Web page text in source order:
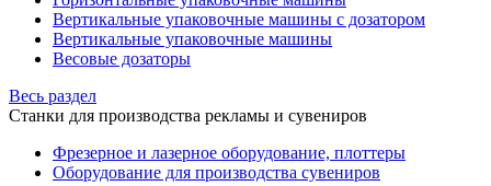
Вертикальные упаковочные машины с дозатором
Вертикальные упаковочные машины
Весовые дозаторы
Весь раздел
Станки для производства рекламы и сувениров
Фрезерное и лазерное оборудование, плоттеры
Оборудование для производства сувениров